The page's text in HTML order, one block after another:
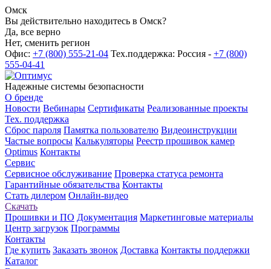
Омск
Вы действительно находитесь в Омск?
Да, все верно
Нет, сменить регион
Офис: +7 (800) 555-21-04 Тех.поддержка: Россия - +7 (800)
555-04-41
Надежные системы безопасности
О бренде
Новости Вебинары Сертификаты Реализованные проекты
Тех. поддержка
Сброс пароля Памятка пользователю Видеоинструкции
Частые вопросы Калькуляторы Реестр прошивок камер
Optimus Контакты
Сервис
Сервисное обслуживание Проверка статуса ремонта
Гарантийные обязательства Контакты
Стать дилером Онлайн-видео
Скачать
Прошивки и ПО Документация Маркетинговые материалы
Центр загрузок Программы
Контакты
Где купить Заказать звонок Доставка Контакты поддержки
Каталог